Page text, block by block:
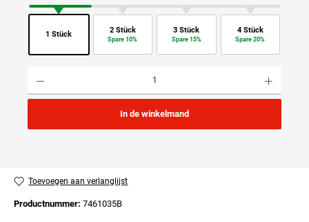
1 Stück 2 Stück
Spare 10%
3 Stück
Spare 15%
4 Stück
Spare 20%
In de winkelmand
Toevoegen aan verlanglijst
Productnummer: 7461035B